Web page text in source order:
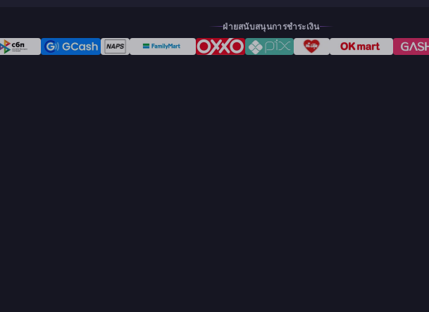
ฝ่ายสนับสนุนการชำระเงิน